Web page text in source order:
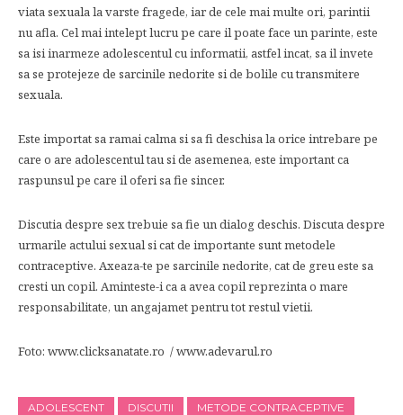
viata sexuala la varste fragede, iar de cele mai multe ori, parintii
nu afla. Cel mai intelept lucru pe care il poate face un parinte, este
sa isi inarmeze adolescentul cu informatii, astfel incat, sa il invete
sa se protejeze de sarcinile nedorite si de bolile cu transmitere
sexuala.
Este importat sa ramai calma si sa fi deschisa la orice intrebare pe
care o are adolescentul tau si de asemenea, este important ca
raspunsul pe care il oferi sa fie sincer.
Discutia despre sex trebuie sa fie un dialog deschis. Discuta despre
urmarile actului sexual si cat de importante sunt metodele
contraceptive. Axeaza-te pe sarcinile nedorite, cat de greu este sa
cresti un copil. Aminteste-i ca a avea copil reprezinta o mare
responsabilitate, un angajamet pentru tot restul vietii.
Foto: www.clicksanatate.ro / www.adevarul.ro
ADOLESCENT DISCUTII
METODE CONTRACEPTIVE